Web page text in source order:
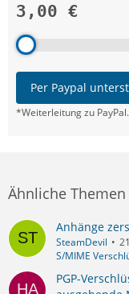
3,00 €
Per Paypal
*Weiterleitung zu
Ähnliche Themen
Anhänge
SteamDevil
S/MIME
PGP-